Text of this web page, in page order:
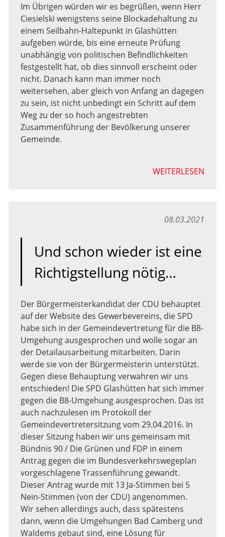
Im Übrigen würden wir es begrüßen, wenn Herr
Ciesielski wenigstens seine Blockadehaltung zu
einem Seilbahn-Haltepunkt in Glashütten
aufgeben würde, bis eine erneute Prüfung
unabhängig von politischen Befindlichkeiten
festgestellt hat, ob dies sinnvoll erscheint oder
nicht. Danach kann man immer noch
weitersehen, aber gleich von Anfang an dagegen
zu sein, ist nicht unbedingt ein Schritt auf dem
Weg zu der so hoch angestrebten
Zusammenführung der Bevölkerung unserer
Gemeinde.
WEITERLESEN
08.03.2021
Und schon wieder ist eine
Richtigstellung nötig…
Der Bürgermeisterkandidat der CDU behauptet
auf der Website des Gewerbevereins, die SPD
habe sich in der Gemeindevertretung für die B8-
Umgehung ausgesprochen und wolle sogar an
der Detailausarbeitung mitarbeiten. Darin
werde sie von der Bürgermeisterin unterstützt.
Gegen diese Behauptung verwahren wir uns
entschieden! Die SPD Glashütten hat sich immer
gegen die B8-Umgehung ausgesprochen. Das ist
auch nachzulesen im Protokoll der
Gemeindevertretersitzung vom 29.04.2016. In
dieser Sitzung haben wir uns gemeinsam mit
Bündnis 90 / Die Grünen und FDP in einem
Antrag gegen die im Bundesverkehrswegeplan
vorgeschlagene Trassenführung gewandt.
Dieser Antrag wurde mit 13 Ja-Stimmen bei 5
Nein-Stimmen (von der CDU) angenommen.
Wir sehen allerdings auch, dass spätestens
dann, wenn die Umgehungen Bad Camberg und
Waldems gebaut sind, eine Lösung für